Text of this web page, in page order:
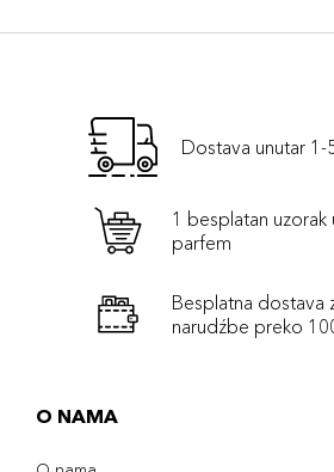
Dostava unutar 1-
1 besplatan uzorak
parfem
Besplatna dostava
narudźbe preko
O NAMA